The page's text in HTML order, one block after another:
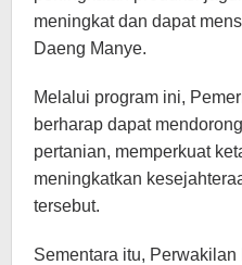
meningkat dan dapat
Daeng Manye.
Melalui program ini,
berharap dapat
pertanian, memperkuat
meningkatkan
tersebut.
Sementara itu,